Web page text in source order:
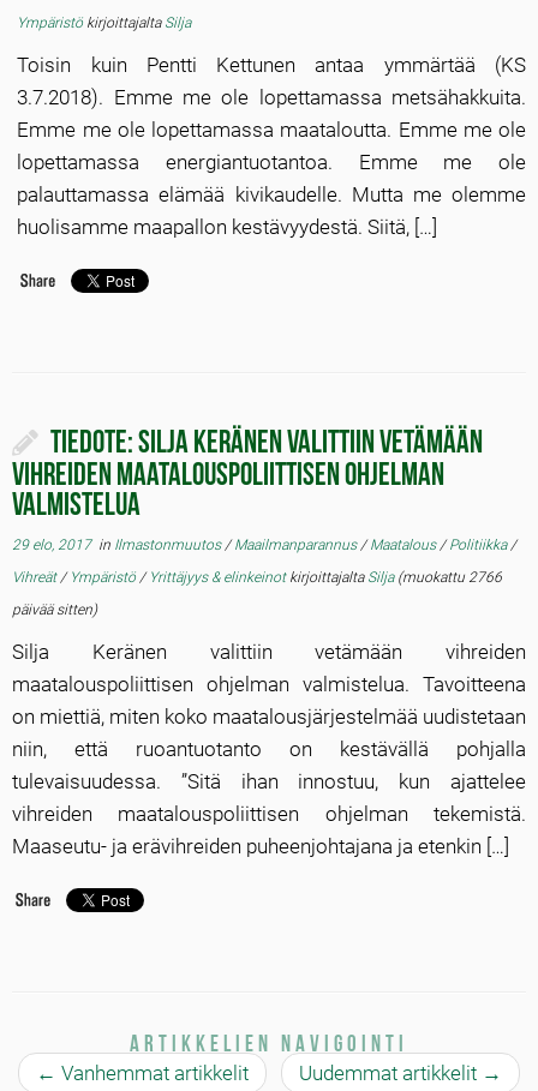
Ympäristö kirjoittajalta Silja
Toisin kuin Pentti Kettunen antaa ymmärtää (KS
3.7.2018). Emme me ole lopettamassa metsähakkuita.
Emme me ole lopettamassa maataloutta. Emme me ole
lopettamassa energiantuotantoa. Emme me ole
palauttamassa elämää kivikaudelle. Mutta me olemme
huolisamme maapallon kestävyydestä. Siitä, […]
TIEDOTE: Silja Keränen valittiin vetämään
vihreiden maatalouspoliittisen ohjelman
valmistelua
29 elo, 2017in Ilmastonmuutos/Maailmanparannus/Maatalous/Politiikka/
Vihreät/ Ympäristö / Yrittäjyys & elinkeinot kirjoittajalta Silja(muokattu 2766
päivää sitten)
Silja Keränen valittiin vetämään vihreiden
maatalouspoliittisen ohjelman valmistelua. Tavoitteena
on miettiä, miten koko maatalousjärjestelmää uudistetaan
niin, että ruoantuotanto on kestävällä pohjalla
tulevaisuudessa. ”Sitä ihan innostuu, kun ajattelee
vihreiden maatalouspoliittisen ohjelman tekemistä.
Maaseutu- ja erävihreiden puheenjohtajana ja etenkin […]
Artikkelien navigointi
← Vanhemmat artikkelit Uudemmat artikkelit →